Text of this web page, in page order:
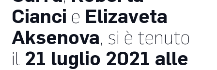
Cianci e Elizaveta
Aksenova, si è tenuto
il 21 luglio 2021 alle